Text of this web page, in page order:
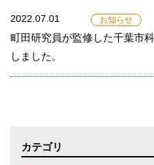
2022.07.01 お知らせ
町田研究員が監修した千葉市
しました。
カテゴリ